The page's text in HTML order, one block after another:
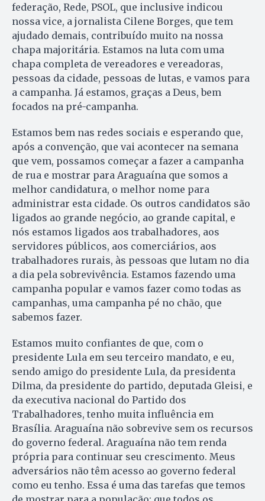
federação, Rede, PSOL, que inclusive indicou
nossa vice, a jornalista Cilene Borges, que tem
ajudado demais, contribuído muito na nossa
chapa majoritária. Estamos na luta com uma
chapa completa de vereadores e vereadoras,
pessoas da cidade, pessoas de lutas, e vamos para
a campanha. Já estamos, graças a Deus, bem
focados na pré-campanha.
Estamos bem nas redes sociais e esperando que,
após a convenção, que vai acontecer na semana
que vem, possamos começar a fazer a campanha
de rua e mostrar para Araguaína que somos a
melhor candidatura, o melhor nome para
administrar esta cidade. Os outros candidatos são
ligados ao grande negócio, ao grande capital, e
nós estamos ligados aos trabalhadores, aos
servidores públicos, aos comerciários, aos
trabalhadores rurais, às pessoas que lutam no dia
a dia pela sobrevivência. Estamos fazendo uma
campanha popular e vamos fazer como todas as
campanhas, uma campanha pé no chão, que
sabemos fazer.
Estamos muito confiantes de que, com o
presidente Lula em seu terceiro mandato, e eu,
sendo amigo do presidente Lula, da presidenta
Dilma, da presidente do partido, deputada Gleisi, e
da executiva nacional do Partido dos
Trabalhadores, tenho muita influência em
Brasília. Araguaína não sobrevive sem os recursos
do governo federal. Araguaína não tem renda
própria para continuar seu crescimento. Meus
adversários não têm acesso ao governo federal
como eu tenho. Essa é uma das tarefas que temos